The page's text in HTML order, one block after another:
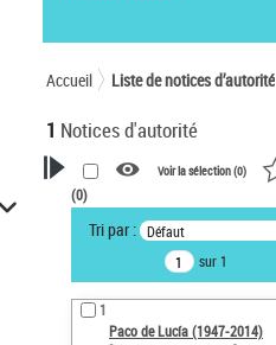
Accueil Liste de notices d’autorité
1 Notices d'autorité
VOTRE RECHERCHE
Recherche avancée dans les
notices d’autorité
Œuvres liées à l'auteur :
Paco de Lucía (1947-2014)
Voir la sélection (0)
(0)
Tri par : Défaut
sur 1
1
Paco de Lucía (1947-2014)